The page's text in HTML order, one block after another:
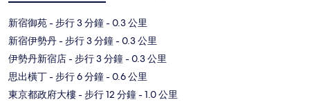
新宿御苑- 步行 3 分鐘- 0.3 公里
新宿伊勢丹- 步行 3 分鐘- 0.3 公里
伊勢丹新宿店- 步行 3 分鐘- 0.3 公里
思出橫丁- 步行 6 分鐘- 0.6 公里
東京都政府大樓- 步行 12 分鐘- 1.0 公里